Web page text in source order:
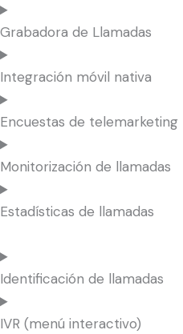
Grabadora de Llamadas
Integración móvil nativa
Encuestas de telemarketing
Monitorización de llamadas
Estadísticas de llamadas
Identificación de llamadas
IVR (menú interactivo)